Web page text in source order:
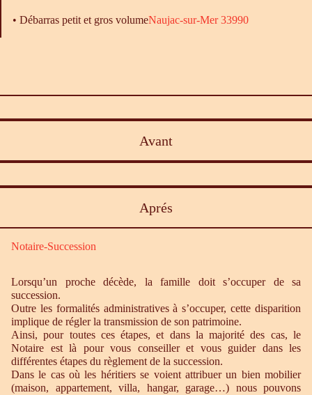
• Débarras petit et gros volumeNaujac-sur-Mer 33990
Avant
Aprés
Notaire-Succession
Lorsqu’un proche décède, la famille doit s’occuper de sa
succession.
Outre les formalités administratives à s’occuper, cette disparition
implique de régler la transmission de son patrimoine.
Ainsi, pour toutes ces étapes, et dans la majorité des cas, le
Notaire est là pour vous conseiller et vous guider dans les
différentes étapes du règlement de la succession.
Dans le cas où les héritiers se voient attribuer un bien mobilier
(maison, appartement, villa, hangar, garage…) nous pouvons